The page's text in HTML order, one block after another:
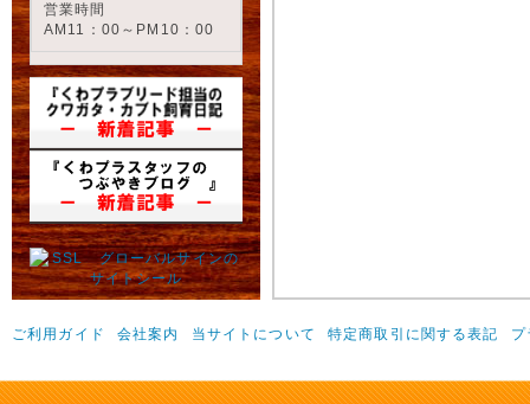
営業時間
AM11：00～PM10：00
ご利用ガイド 会社案内 当サイトについて 特定商取引に関する表記 プ